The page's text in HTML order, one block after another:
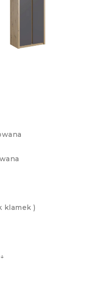
klamek )